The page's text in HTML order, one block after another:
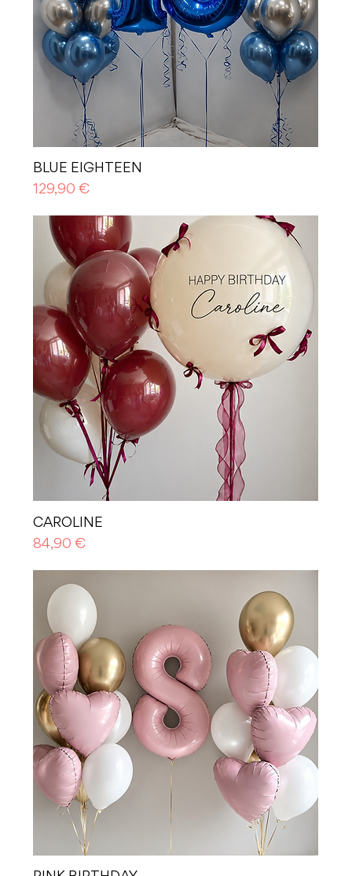
BLUE EIGHTEEN
Prezzo
129,90 €
CAROLINE
Prezzo
84,90 €